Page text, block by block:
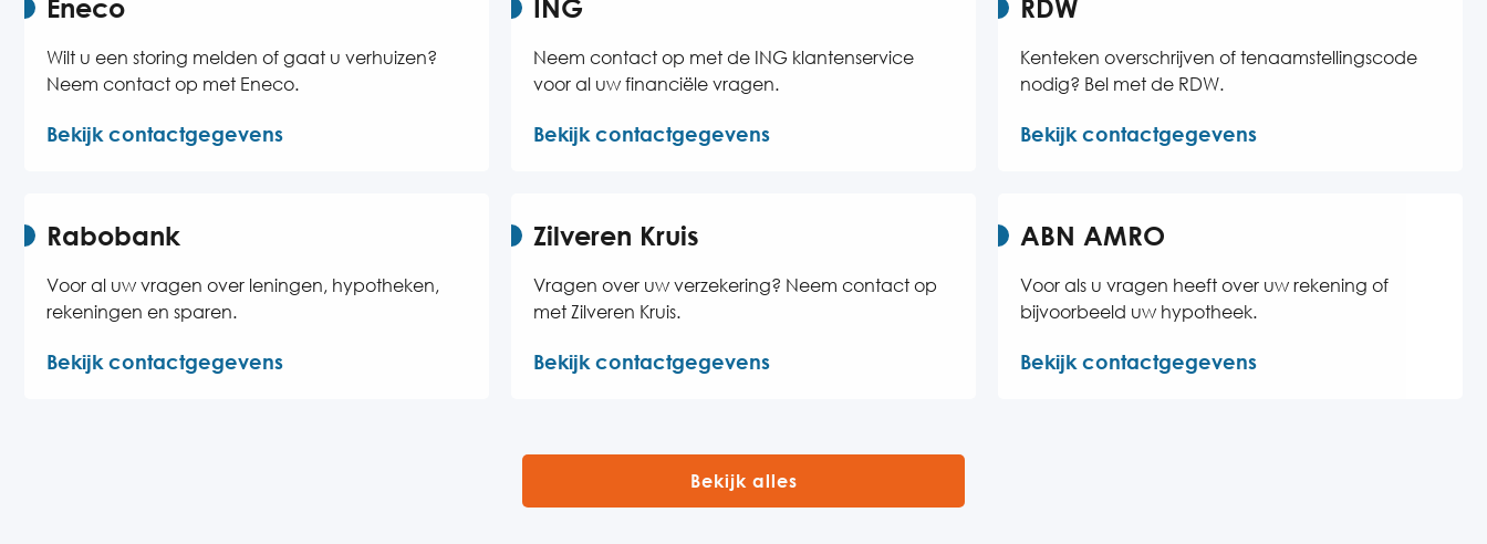
Eneco
Wilt u een storing melden of gaat u verhuizen?
Neem contact op met Eneco.
Bekijk contactgegevens
ING
Neem contact op met de ING klantenservice
voor al uw financiële vragen.
Bekijk contactgegevens
RDW
Kenteken overschrijven of tenaamstellingscode
nodig? Bel met de RDW.
Bekijk contactgegevens
Rabobank
Voor al uw vragen over leningen, hypotheken,
rekeningen en sparen.
Bekijk contactgegevens
Zilveren Kruis
Vragen over uw verzekering? Neem contact op
met Zilveren Kruis.
Bekijk contactgegevens
ABN AMRO
Voor als u vragen heeft over uw rekening of
bijvoorbeeld uw hypotheek.
Bekijk contactgegevens
Bekijk alles